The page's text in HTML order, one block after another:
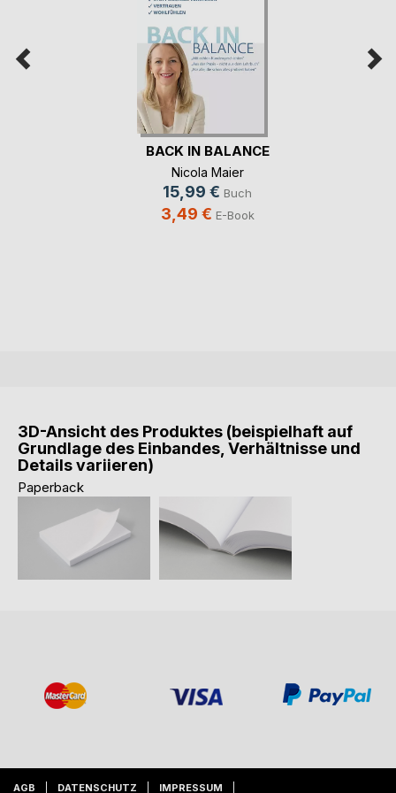
BACK IN BALANCE
Nicola Maier
15,99 € Buch
3,49 € E-Book
3D-Ansicht des Produktes (beispielhaft auf
Grundlage des Einbandes, Verhältnisse und
Details variieren)
Paperback
AGB DATENSCHUTZ IMPRESSUM